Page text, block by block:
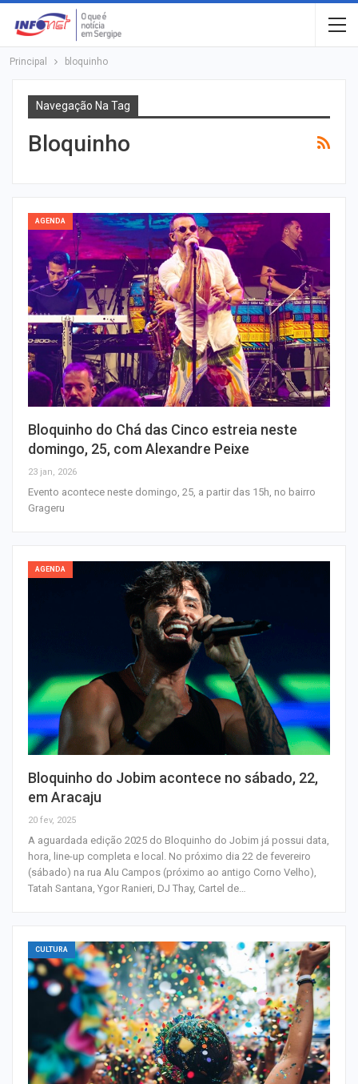
Principal bloquinho
Navegação Na Tag
Bloquinho
AGENDA
Bloquinho do Chá das Cinco estreia neste
domingo, 25, com Alexandre Peixe
23 jan, 2026
Evento acontece neste domingo, 25, a partir das 15h, no bairro
Grageru
AGENDA
Bloquinho do Jobim acontece no sábado, 22,
em Aracaju
20 fev, 2025
A aguardada edição 2025 do Bloquinho do Jobim já possui data,
hora, line-up completa e local. No próximo dia 22 de fevereiro
(sábado) na rua Alu Campos (próximo ao antigo Corno Velho),
Tatah Santana, Ygor Ranieri, DJ Thay, Cartel de…
CULTURA